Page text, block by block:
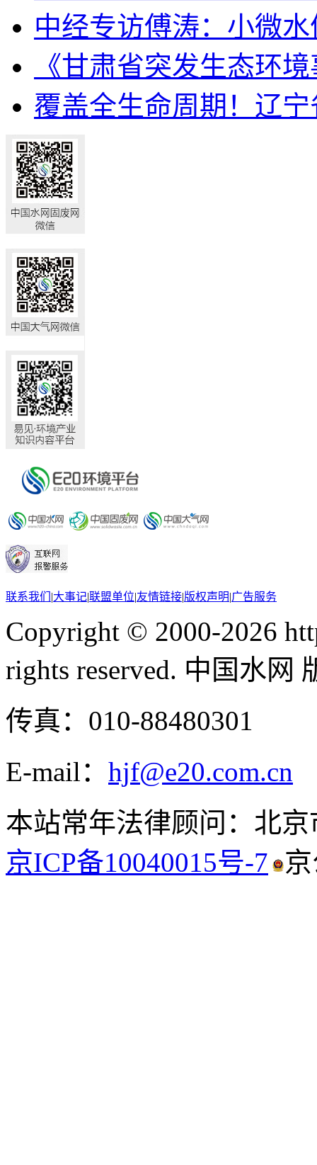
中经专访傅涛：小微
《甘肃省突发生态环
覆盖全生命周期！辽
联系我们 |大事记|联盟单位|友情链接|版权声明|广告服务
Copyright © 2000-2026
rights reserved. 中国水网
传真：010-88480301
E-mail： hjf@e20.com.cn
本站常年法律顾问：北
京ICP备10040015号-7